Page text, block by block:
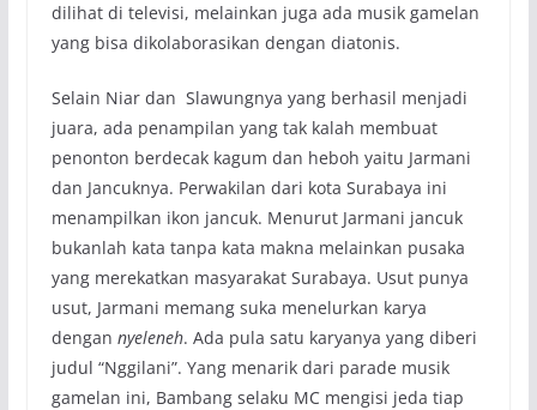
dilihat di televisi, melainkan juga ada musik gamelan
yang bisa dikolaborasikan dengan diatonis.
Selain Niar dan Slawungnya yang berhasil menjadi
juara, ada penampilan yang tak kalah membuat
penonton berdecak kagum dan heboh yaitu Jarmani
dan Jancuknya. Perwakilan dari kota Surabaya ini
menampilkan ikon jancuk. Menurut Jarmani jancuk
bukanlah kata tanpa kata makna melainkan pusaka
yang merekatkan masyarakat Surabaya. Usut punya
usut, Jarmani memang suka menelurkan karya
dengan nyeleneh. Ada pula satu karyanya yang diberi
judul “Nggilani”. Yang menarik dari parade musik
gamelan ini, Bambang selaku MC mengisi jeda tiap